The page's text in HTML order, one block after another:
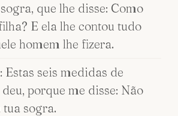
que lhe disse: Como
E ela lhe contou tudo
homem lhe fizera.
Estas seis medidas de
porque me disse: Não
sogra.